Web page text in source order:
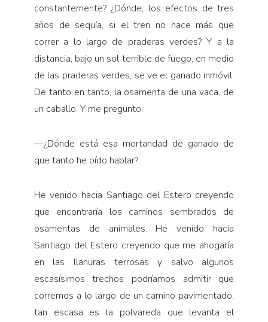
constantemente? ¿Dónde, los efectos de tres
años de sequía, si el tren no hace más que
correr a lo largo de praderas verdes? Y a la
distancia, bajo un sol terrible de fuego, en medio
de las praderas verdes, se ve el ganado inmóvil.
De tanto en tanto, la osamenta de una vaca, de
un caballo. Y me pregunto:
—¿Dónde está esa mortandad de ganado de
que tanto he oído hablar?
He venido hacia Santiago del Estero creyendo
que encontraría los caminos sembrados de
osamentas de animales. He venido hacia
Santiago del Estero creyendo que me ahogaría
en las llanuras terrosas y salvo algunos
escasísimos trechos podríamos admitir que
corremos a lo largo de un camino pavimentado,
tan escasa es la polvareda que levanta el